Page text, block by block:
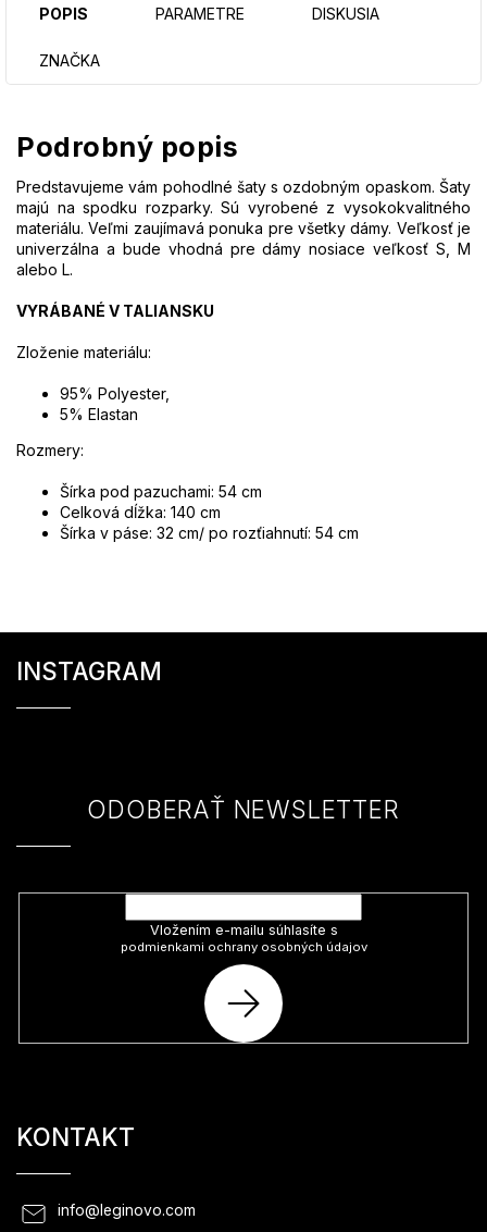
POPIS PARAMETRE DISKUSIA
ZNAČKA
Podrobný popis
Predstavujeme vám pohodlné šaty s ozdobným opaskom. Šaty
majú na spodku rozparky. Sú vyrobené z vysokokvalitného
materiálu. Veľmi zaujímavá ponuka pre všetky dámy. Veľkosť je
univerzálna a bude vhodná pre dámy nosiace veľkosť S, M
alebo L.
VYRÁBANÉ V TALIANSKU
Zloženie materiálu:
95% Polyester,
5% Elastan
Rozmery:
Šírka pod pazuchami: 54 cm
Celková dĺžka: 140 cm
Šírka v páse: 32 cm/ po rozťiahnutí: 54 cm
INSTAGRAM
ODOBERAŤ NEWSLETTER
Vložením e-mailu súhlasíte s
podmienkami ochrany osobných údajov
PRIHLÁSIŤ
SA
KONTAKT
info@ leginovo.com